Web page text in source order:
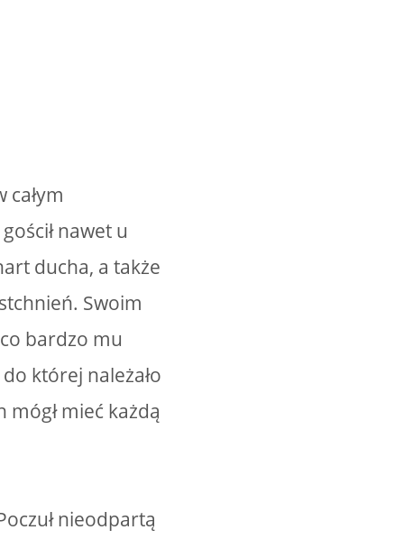
całym
nawet u
ducha, a także
Swoim
bardzo mu
której należało
mieć każdą
nieodpartą